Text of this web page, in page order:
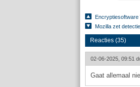
Encryptiesoftware
Mozilla zet
Reacties (35)
02-06-2025, 09:51
Gaat allemaal